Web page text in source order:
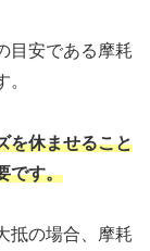
目安である摩耗
を休ませること
です。
抵の場合、摩耗